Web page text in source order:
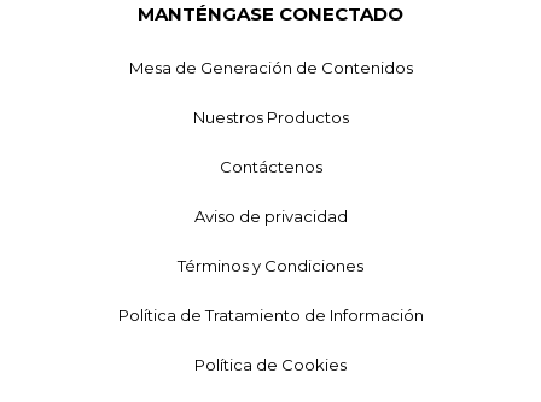
MANTÉNGASE CONECTADO
Mesa de Generación de Contenidos
Nuestros Productos
Contáctenos
Aviso de privacidad
Términos y Condiciones
Política de Tratamiento de Información
Política de Cookies